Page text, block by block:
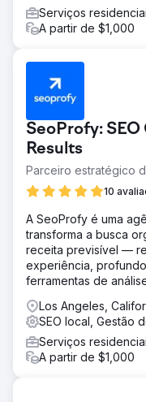
Serviços
A partir de $1,000
SeoProfy:
Results
Parceiro estratégico
10
A SeoProfy é uma
transforma a busca
receita previsível —
experiência,
ferramentas de
Los Angeles,
SEO local, Gestão
Serviços
A partir de $1,000